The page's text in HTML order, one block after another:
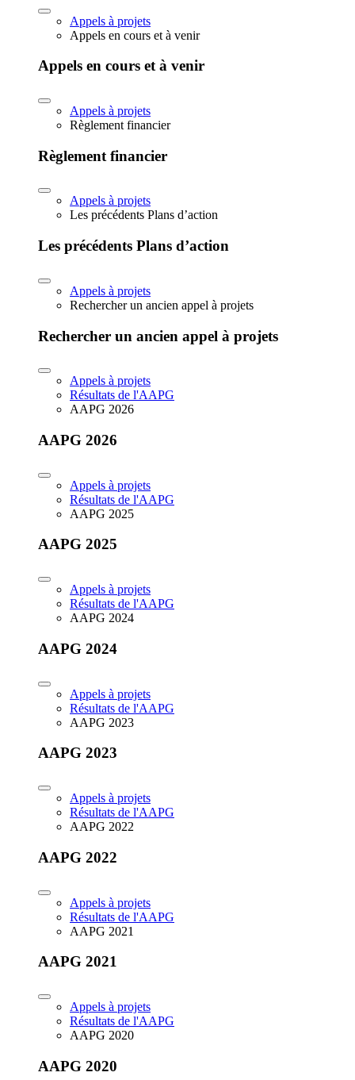
Appels à projets
Appels en cours et à venir
Appels en cours et à venir
Appels à projets
Règlement financier
Règlement financier
Appels à projets
Les précédents Plans d’action
Les précédents Plans d’action
Appels à projets
Rechercher un ancien appel à projets
Rechercher un ancien appel à projets
Appels à projets
Résultats de l'AAPG
AAPG 2026
AAPG 2026
Appels à projets
Résultats de l'AAPG
AAPG 2025
AAPG 2025
Appels à projets
Résultats de l'AAPG
AAPG 2024
AAPG 2024
Appels à projets
Résultats de l'AAPG
AAPG 2023
AAPG 2023
Appels à projets
Résultats de l'AAPG
AAPG 2022
AAPG 2022
Appels à projets
Résultats de l'AAPG
AAPG 2021
AAPG 2021
Appels à projets
Résultats de l'AAPG
AAPG 2020
AAPG 2020